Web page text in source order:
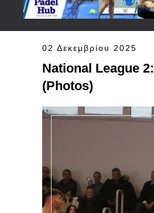
02 Δεκεμβρίου 2025
National League
(Photos)